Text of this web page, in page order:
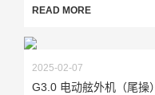
READ MORE
2025-02-07
G3.0 电动舷外机（尾操）